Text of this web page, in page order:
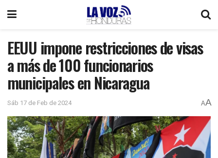
EEUU impone restricciones de visas
a más de 100 funcionarios
municipales en Nicaragua
Sáb 17 de Feb de 2024 AA